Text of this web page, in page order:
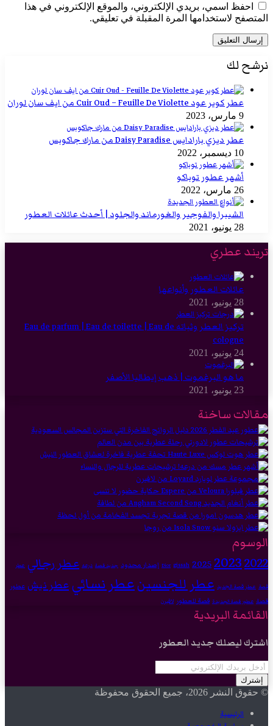
احفظ اسمي، بريدي الإلكتروني، والموقع الإلكتروني في هذا
المتصفح لاستخدامها المرة المقبلة في تعليقي.
نرشح لك
عطر كوير عود Cuir Oud – Feuille De Violette من ايف سان لوران
9 مارس، 2023
عطر ديزي بارادايس Daisy Paradise من مارك جاكوبس
10 ديسمبر، 2022
أشهر عطور توباكو
26 مارس، 2022
الشيبرا والفوجير والغورماند والجلود | أحدث عائلات العطور
28 يونيو، 2021
تريند عطري
عائلات العطور وأنواعها
28 يونيو، 2021
تركيز العطر وثباته Eau de parfum | Eau de toilette | Eau de
cologne
24 يونيو، 2021
ما هو البرغموت | ذهب إيطاليا الأصفر
23 يونيو، 2021
مقالات ساخنة
الوسوم
2022
2023
2025
Dior gissah إصدار محدود جديد قصة درعه عطر رجالي عطر
قصة عطر قصة الجديد عطر للجنسينعطر نسائيعطر نيش عطور
قصة عطور قصة الجديدة قصة للعطور لافيرن
القائمة البريدية
اشترك ليصلك جديد العطور
أدخل
بريدك
الإلكتروني
© حقوق النشر 2026، جميع الحقوق محفوظة
الرئيسية